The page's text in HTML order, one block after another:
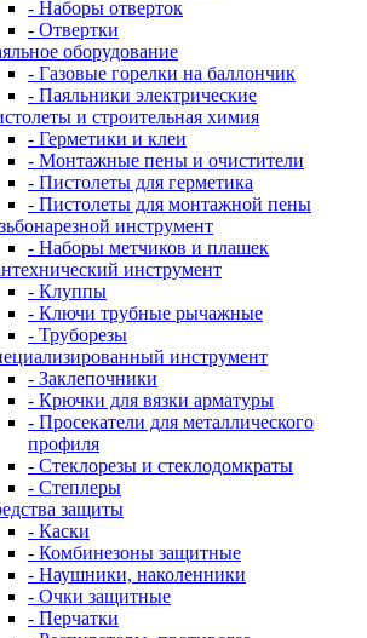
- Наборы отверток
- Отвертки
оборудование
- Газовые горелки на баллончик
- Паяльники электрические
и строительная химия
- Герметики и клеи
- Монтажные пены и очистители
- Пистолеты для герметика
- Пистолеты для монтажной пены
инструмент
- Наборы метчиков и плашек
инструмент
- Клуппы
- Ключи трубные рычажные
- Труборезы
инструмент
- Заклепочники
- Крючки для вязки арматуры
- Просекатели для металлического
профиля
- Стеклорезы и стеклодомкраты
- Степлеры
защиты
- Каски
- Комбинезоны защитные
- Наушники, наколенники
- Очки защитные
- Перчатки